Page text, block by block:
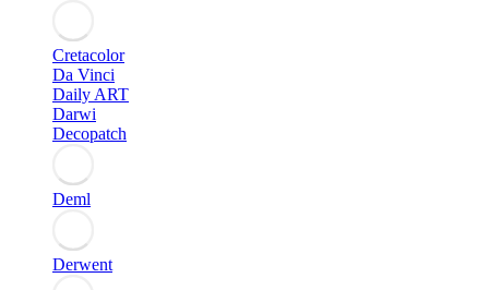
Cretacolor
Da Vinci
Daily ART
Darwi
Decopatch
Deml
Derwent